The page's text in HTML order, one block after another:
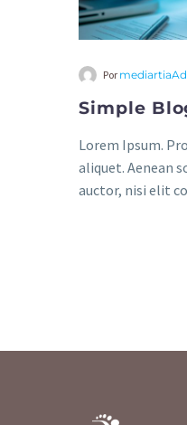
Por
Simple
Lorem Ipsum.
aliquet. Aenean
auctor, nisi elit